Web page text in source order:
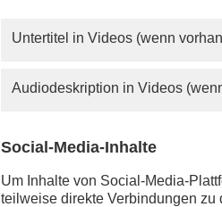
Untertitel in Videos (wenn
Audiodeskription in Videos
Social-Media-Inhalte
Um Inhalte von Social-Media-
teilweise direkte Verbindungen